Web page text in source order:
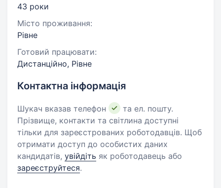
43 роки
Місто проживання:
Рівне
Готовий працювати:
Дистанційно, Рівне
Контактна інформація
Шукач вказав телефон
та ел. пошту.
Прізвище, контакти та світлина доступні
тільки для зареєстрованих роботодавців. Щоб
отримати доступ до особистих даних
кандидатів, увійдіть як роботодавець або
зареєструйтеся.